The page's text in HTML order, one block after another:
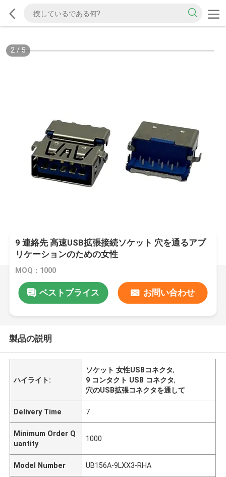
2/5
9 連絡先 高速USB拡張接続ソケット 穴を通るアプ
リケーションのための女性
MOQ：1000
ベストプライス お問い合わせ
製品の説明
ハイライト:
ソケット 女性USBコネクタ,
9 コンタクト USB コネクタ,
穴のUSB拡張コネクタを通して
Delivery Time 7
Minimum Order Q
uantity
1000
Model Number UB156A-9LXX3-RHA